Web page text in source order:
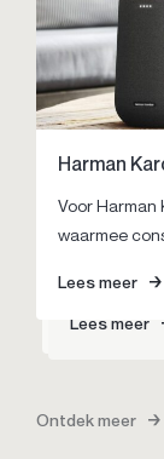
Harman
Voor Harman
waarmee
Lees meer
Dutch GP
De impact
Zandvoort
Lees meer
Pegasus
Niets zo
Lees meer
Ontdek meer